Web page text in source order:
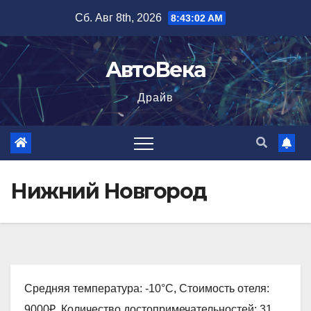
содержимому
Сб. Авг 8th, 2026 8:43:02 AM
АвтоВека
Драйв
Нижний Новгород
Средняя температура: -10°C, Стоимость отеля: